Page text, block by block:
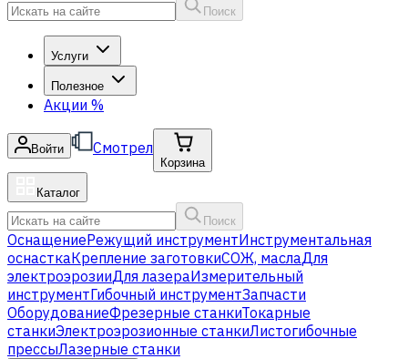
Поиск
Услуги
Полезное
Акции %
Войти Смотрел
Корзина
Каталог
Поиск
ОснащениеРежущий инструментИнструментальная
оснасткаКрепление заготовкиСОЖ, маслаДля
электроэрозииДля лазераИзмерительный
инструментГибочный инструментЗапчасти
ОборудованиеФрезерные станкиТокарные
станкиЭлектроэрозионные станкиЛистогибочные
прессыЛазерные станки